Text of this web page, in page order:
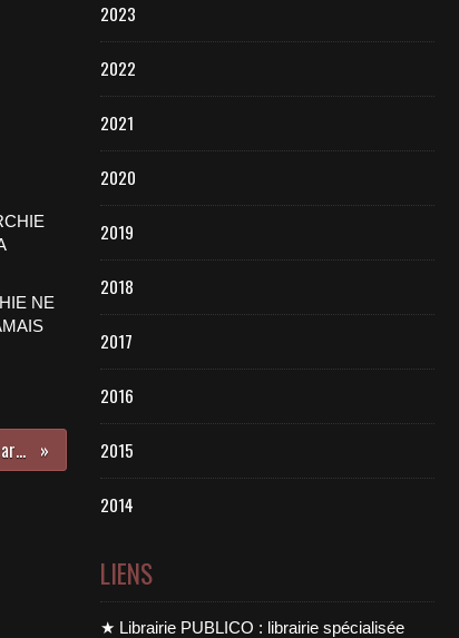
NE
★ Critique du patriarcat dans le mouvement anarchiste
2023
2022
2021
2020
2019
2018
2017
2016
2015
2014
LIENS
★ Librairie PUBLICO : librairie spécialisée